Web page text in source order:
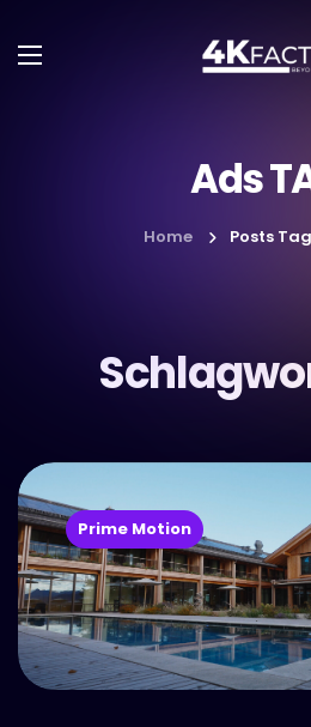
Ads
Home Posts
Prime Motion